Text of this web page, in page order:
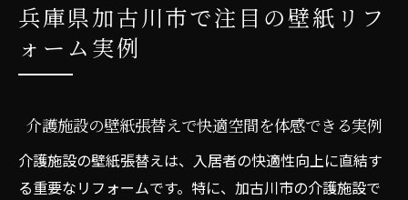
兵庫県加古川市で注目の壁紙リフ
ォーム実例
介護施設の壁紙張替えで快適空間を体感できる実例
介護施設の壁紙張替えは、入居者の快適性向上に直結す
る重要なリフォームです。特に、加古川市の介護施設で